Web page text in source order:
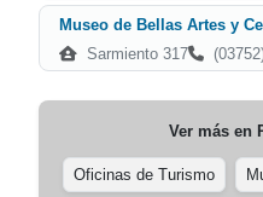
Museo de Bellas Artes y
Sarmiento 317
Ver más en
Oficinas de Turismo